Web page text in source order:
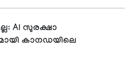
AI സുരക്ഷാ
കാനഡയിലെ